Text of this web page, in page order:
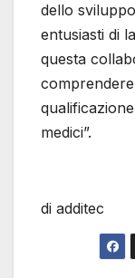
dello
entusiasti di
questa
medici”.
di additec